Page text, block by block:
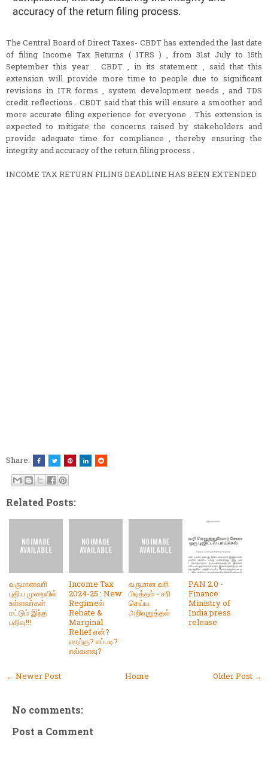
The Central Board of Direct Taxes- CBDT has extended the last date
of filing Income Tax Returns ( ITRS ) , from 31st July to 15th
September this year . CBDT , in its statement , said that this
extension will provide more time to people due to significant
revisions in ITR forms , system development needs , and TDS
credit reflections . CBDT said that this will ensure a smoother and
more accurate filing experience for everyone . This extension is
expected to mitigate the concerns raised by stakeholders and
provide adequate time for compliance , thereby ensuring the
integrity and accuracy of the return filing process .
INCOME TAX RETURN FILING DEADLINE HAS BEEN EXTENDED
Share:
Related Posts:
வருமானவரி
புதிய முறையில்
உள்ளவர்கள்
மட்டும் இந்த
பதிவு!!!
Income Tax
2024-25 : New
Regimeல்
Rebate &
Marginal
Relief ஏன்?
எதற்கு? எப்படி?
எவ்வளவு?
வருமான வரி
பிடித்தம் - சரி
செய்ய
அறிவுறுத்தல்
PAN 2.0 -
Finance
Ministry of
India press
release
← Newer Post Older Post →
Home
No comments:
Post a Comment